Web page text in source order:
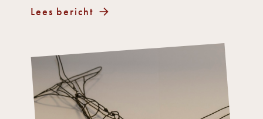
Lees bericht